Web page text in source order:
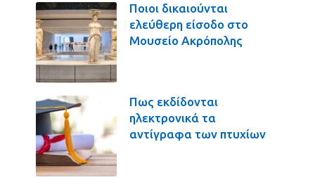
Ποιοι δικαιούνται
ελεύθερη είσοδο στο
Μουσείο Ακρόπολης
Πως εκδίδονται
ηλεκτρονικά τα
αντίγραφα των πτυχίων